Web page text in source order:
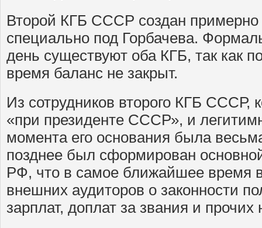
Второй КГБ СССР создан примерно
специально под Горбачева.
день существуют оба КГБ, так как
время баланс не закрыт.
Из сотрудников второго КГБ СССР,
«при президенте СССР», и
момента его основания была
позднее был сформирован
РФ, что в самое ближайшее время
внешних аудиторов о законности
зарплат, доплат за звания и прочих